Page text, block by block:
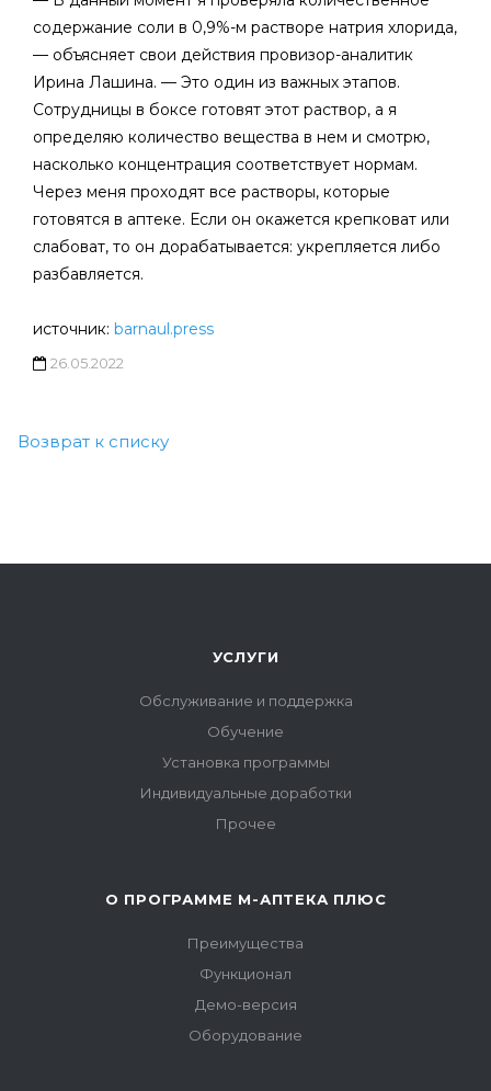
содержание соли в 0,9%-м растворе натрия хлорида,
— объясняет свои действия провизор-аналитик
Ирина Лашина. — Это один из важных этапов.
Сотрудницы в боксе готовят этот раствор, а я
определяю количество вещества в нем и смотрю,
насколько концентрация соответствует нормам.
Через меня проходят все растворы, которые
готовятся в аптеке. Если он окажется крепковат или
слабоват, то он дорабатывается: укрепляется либо
разбавляется.
источник: barnaul.press
26.05.2022
Возврат к списку
УСЛУГИ
Обслуживание и поддержка
Обучение
Установка программы
Индивидуальные доработки
Прочее
О ПРОГРАММЕ М-АПТЕКА ПЛЮС
Преимущества
Функционал
Демо-версия
Оборудование